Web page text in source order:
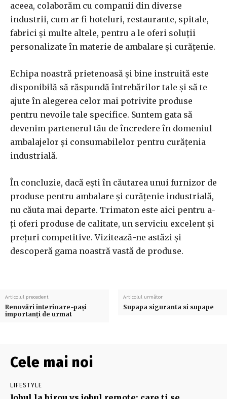
aceea, colaborăm cu companii din diverse
industrii, cum ar fi hoteluri, restaurante, spitale,
fabrici și multe altele, pentru a le oferi soluții
personalizate în materie de ambalare și curățenie.
Echipa noastră prietenoasă și bine instruită este
disponibilă să răspundă întrebărilor tale și să te
ajute în alegerea celor mai potrivite produse
pentru nevoile tale specifice. Suntem gata să
devenim partenerul tău de încredere în domeniul
ambalajelor și consumabilelor pentru curățenia
industrială.
În concluzie, dacă ești în căutarea unui furnizor de
produse pentru ambalare și curățenie industrială,
nu căuta mai departe. Trimaton este aici pentru a-
ți oferi produse de calitate, un serviciu excelent și
prețuri competitive. Vizitează-ne astăzi și
descoperă gama noastră vastă de produse.
Articolul precedent
Renovări interioare-pași
importanți de urmat
Articolul următor
Supapa siguranta si supape
Cele mai noi
LIFESTYLE